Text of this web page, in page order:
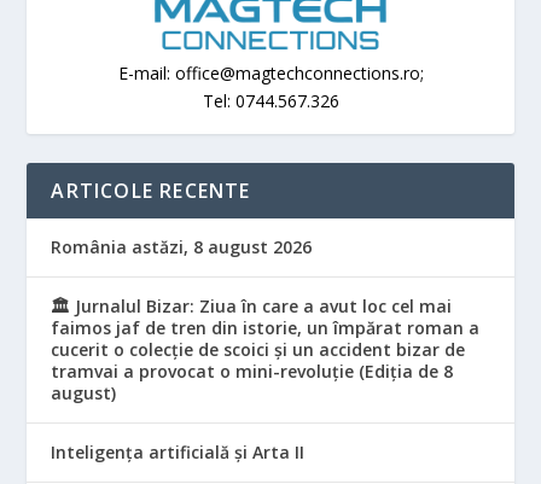
E-mail: office@magtechconnections.ro;
Tel: 0744.567.326
ARTICOLE RECENTE
România astăzi, 8 august 2026
🏛️ Jurnalul Bizar: Ziua în care a avut loc cel mai
faimos jaf de tren din istorie, un împărat roman a
cucerit o colecție de scoici și un accident bizar de
tramvai a provocat o mini-revoluție (Ediția de 8
august)
Inteligența artificială și Arta II